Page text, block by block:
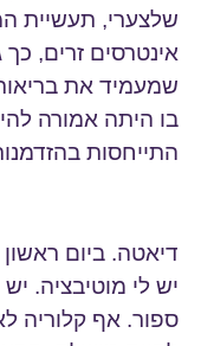
שלצערי, תעשיית
אינטרסים זרים,
שמעמיד את
בו היתה אמורה
התייחסות
דיאטה. ביום
יש לי מוטיבציה.
ספור. אף קלוריה